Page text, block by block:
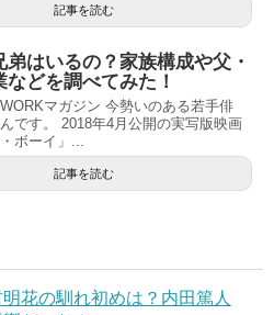
記事を読む
弟はいるの？家族構成や父・
どを調べてみた！
マガジン 今勢いのある若手俳
です。 2018年4月公開の実写版映画
ボーイ」...
記事を読む
花の馴れ初めは？内田篤人